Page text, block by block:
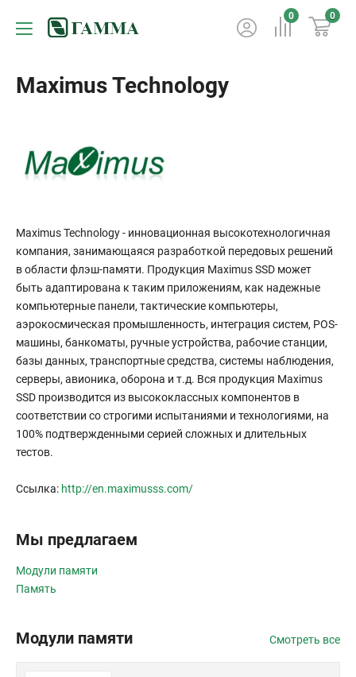
0 0
Maximus Technology
Maximus Technology - инновационная высокотехнологичная
компания, занимающаяся разработкой передовых решений
в области флэш-памяти. Продукция Maximus SSD может
быть адаптирована к таким приложениям, как надежные
компьютерные панели, тактические компьютеры,
аэрокосмическая промышленность, интеграция систем, POS-
машины, банкоматы, ручные устройства, рабочие станции,
базы данных, транспортные средства, системы наблюдения,
серверы, авионика, оборона и т.д. Вся продукция Maximus
SSD производится из высококлассных компонентов в
соответствии со строгими испытаниями и технологиями, на
100% подтвержденными серией сложных и длительных
тестов.
Ссылка: http://en.maximusss.com/
Мы предлагаем
Модули памяти
Память
Модули памяти Смотреть все